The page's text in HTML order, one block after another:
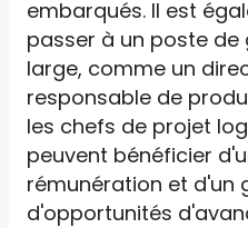
embarqués. Il est
passer à un poste
large, comme un
responsable de
les chefs de projet
peuvent bénéficier
rémunération et d'un
d'opportunités